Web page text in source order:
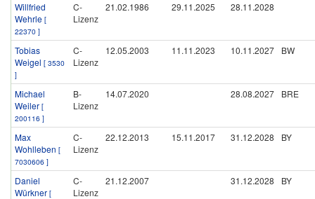
Willfried
Wehrle [
22370 ]
C-
Lizenz
21.02.1986 29.11.2025 28.11.2028
Tobias
Weigel [ 3530
]
C-
Lizenz
12.05.2003 11.11.2023 10.11.2027 BW
Michael
Weiler [
200116 ]
B-
Lizenz
14.07.2020 28.08.2027 BRE
Max
Wohlleben [
7030606 ]
C-
Lizenz
22.12.2013 15.11.2017 31.12.2028 BY
Daniel
Würkner [
C-
Lizenz
21.12.2007 31.12.2028 BY